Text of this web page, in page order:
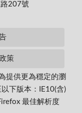
207號
策
提供更為穩定的瀏
下版本：IE10(含)
最佳解析度